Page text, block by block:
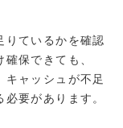
りているかを確認
保できても、
キャッシュが不足
要があります。